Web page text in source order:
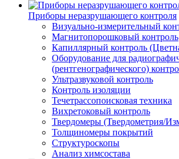
Приборы неразрушающего контроля
Визуально-измерительный
Магнитопорошковый контроль
Капиллярный контроль
Оборудование для
(рентгенографического)
Ультразвуковой контроль
Контроль изоляции
Течетрассопоисковая техника
Вихретоковый контроль
Твердомеры (Твердометрия/
Толщиномеры покрытий
Структуроскопы
Анализ химсостава